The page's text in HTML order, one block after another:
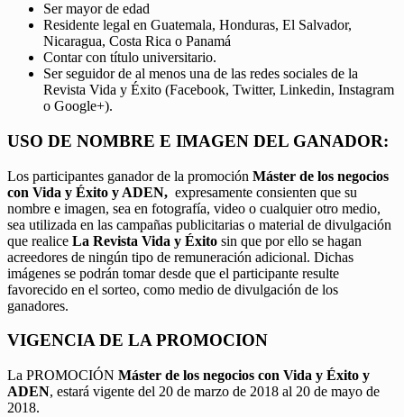
Ser mayor de edad
Residente legal en Guatemala, Honduras, El Salvador,
Nicaragua, Costa Rica o Panamá
Contar con título universitario.
Ser seguidor de al menos una de las redes sociales de la
Revista Vida y Éxito (Facebook, Twitter, Linkedin, Instagram
o Google+).
USO DE NOMBRE E IMAGEN DEL GANADOR:
Los participantes ganador de la promoción Máster de los negocios
con Vida y Éxito y ADEN, expresamente consienten que su
nombre e imagen, sea en fotografía, video o cualquier otro medio,
sea utilizada en las campañas publicitarias o material de divulgación
que realice La Revista Vida y Éxito sin que por ello se hagan
acreedores de ningún tipo de remuneración adicional. Dichas
imágenes se podrán tomar desde que el participante resulte
favorecido en el sorteo, como medio de divulgación de los
ganadores.
VIGENCIA DE LA PROMOCION
La PROMOCIÓN Máster de los negocios con Vida y Éxito y
ADEN, estará vigente del 20 de marzo de 2018 al 20 de mayo de
2018.